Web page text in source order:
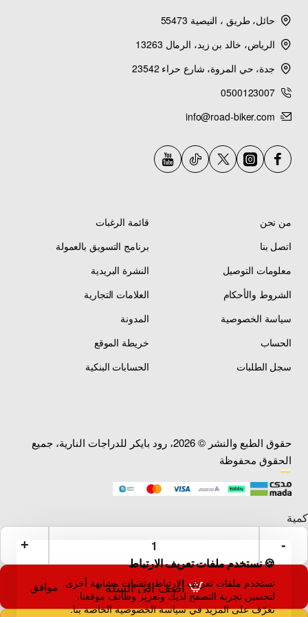
🍪 نستخدم ملفات تعريف الارتباط
نستخدم ملفات تعريف الارتباط وتقنيات مشابهة أخرى
لتحسين تجربة التصفح لديك وتعزيز وظائف موقعنا.
تعرّف على المزيد في سياسة الخصوصية الخاصة بنا.
موافق أضف إلى السلة
حائل، طريق ، النيصية 55473
الرياض، خالد بن زيد، الرمال 13263
جدة، حي المروة، شارع حراء 23542
0500123007
info@road-biker.com
من نحن
اتصل بنا
معلومات التوصيل
الشروط والأحكام
سياسة الخصوصية
الحساب
سجل الطلبات
قائمة الرغبات
برنامج التسويق بالعمولة
النشرة البريدية
العلامات التجارية
المدونة
خريطة الموقع
الحسابات البنكية
حقوق الطبع والنشر © 2026، رود بايكر للدراجات النارية، جميع
الحقوق محفوظة